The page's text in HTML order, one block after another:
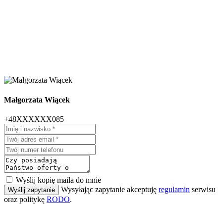
Małgorzata Wiącek
+48XXXXXX085
Wyślij kopię maila do mnie
Wyślij zapytanie Wysyłając zapytanie akceptuję regulamin serwisu
oraz politykę RODO.